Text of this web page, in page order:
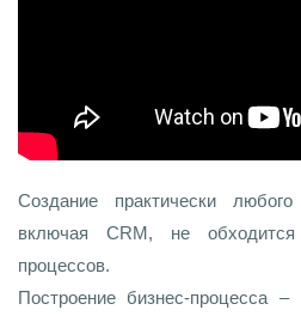
Создание практически
включая CRM, не
процессов.
Построение бизнес-процесса